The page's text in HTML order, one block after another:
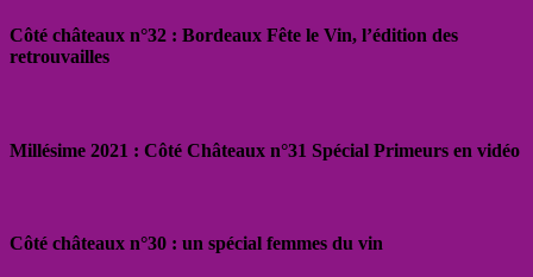
Côté châteaux n°32 : Bordeaux Fête le Vin, l’édition des
retrouvailles
Millésime 2021 : Côté Châteaux n°31 Spécial Primeurs en vidéo
Côté châteaux n°30 : un spécial femmes du vin